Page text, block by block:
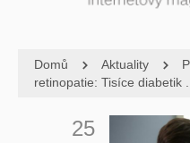
Domů Aktuality
retinopatie: Tisíce diabetik ..
25